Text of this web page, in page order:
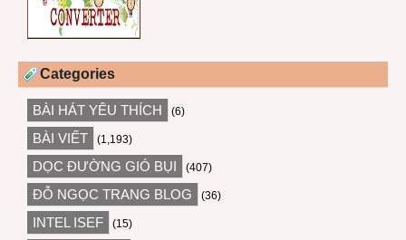
Categories
BÀI HÁT YÊU THÍCH (6)
BÀI VIẾT (1,193)
DỌC ĐƯỜNG GIÓ BỤI (407)
ĐỖ NGỌC TRANG BLOG (36)
INTEL ISEF (15)